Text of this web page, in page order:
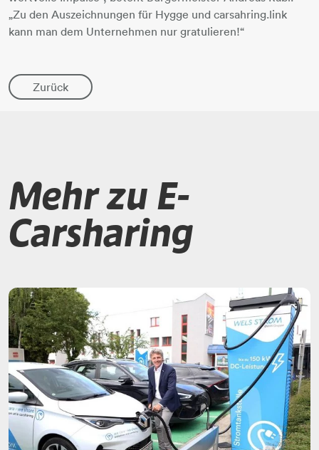
„Zu den Auszeichnungen für Hygge und carsahring.link
kann man dem Unternehmen nur gratulieren!“
Zurück
Mehr zu E-
Carsharing